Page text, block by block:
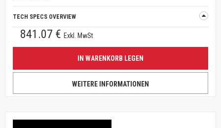
TECH SPECS OVERVIEW
841.07 € Exkl. MwSt
IN WARENKORB LEGEN
WEITERE INFORMATIONEN